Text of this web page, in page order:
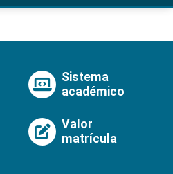
Sistema
académico
Valor
matrícula